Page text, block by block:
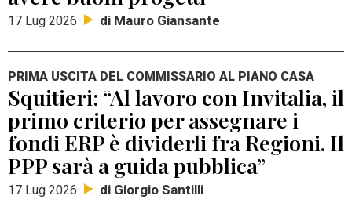
17 Lug 2026 di Mauro Giansante
PRIMA USCITA DEL COMMISSARIO AL PIANO CASA
Squitieri: “Al lavoro con Invitalia, il
primo criterio per assegnare i
fondi ERP è dividerli fra Regioni. Il
PPP sarà a guida pubblica”
17 Lug 2026 di Giorgio Santilli